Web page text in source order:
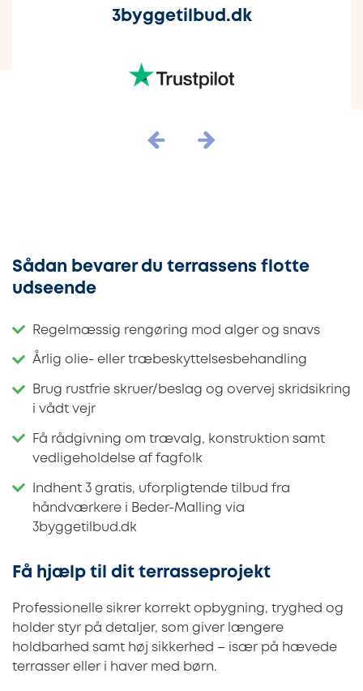
3byggetilbud.dk
Sådan bevarer du terrassens flotte
udseende
Regelmæssig rengøring mod alger og snavs
Årlig olie- eller træbeskyttelsesbehandling
Brug rustfrie skruer/beslag og overvej skridsikring
i vådt vejr
Få rådgivning om trævalg, konstruktion samt
vedligeholdelse af fagfolk
Indhent 3 gratis, uforpligtende tilbud fra
håndværkere i Beder-Malling via
3byggetilbud.dk
Få hjælp til dit terrasseprojekt
Professionelle sikrer korrekt opbygning, tryghed og
holder styr på detaljer, som giver længere
holdbarhed samt høj sikkerhed – især på hævede
terrasser eller i haver med børn.